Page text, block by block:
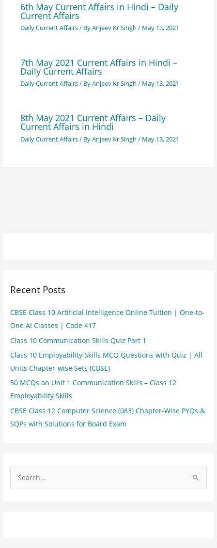
6th May Current Affairs in Hindi – Daily
Current Affairs
Daily Current Affairs/ ByAnjeev Kr Singh / May 13, 2021
7th May 2021 Current Affairs in Hindi –
Daily Current Affairs
Daily Current Affairs/ ByAnjeev Kr Singh / May 13, 2021
8th May 2021 Current Affairs – Daily
Current Affairs in Hindi
Daily Current Affairs/ ByAnjeev Kr Singh / May 13, 2021
Recent Posts
CBSE Class 10 Artificial Intelligence Online Tuition | One-to-
One AI Classes | Code 417
Class 10 Communication Skills Quiz Part 1
Class 10 Employability Skills MCQ Questions with Quiz | All
Units Chapter-wise Sets (CBSE)
50 MCQs on Unit 1 Communication Skills – Class 12
Employability Skills
CBSE Class 12 Computer Science (083) Chapter-Wise PYQs &
SQPs with Solutions for Board Exam